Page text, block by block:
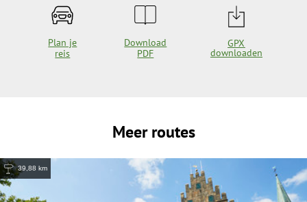
Plan je
reis
Download
PDF
GPX
downloaden
Meer routes
39,88 km